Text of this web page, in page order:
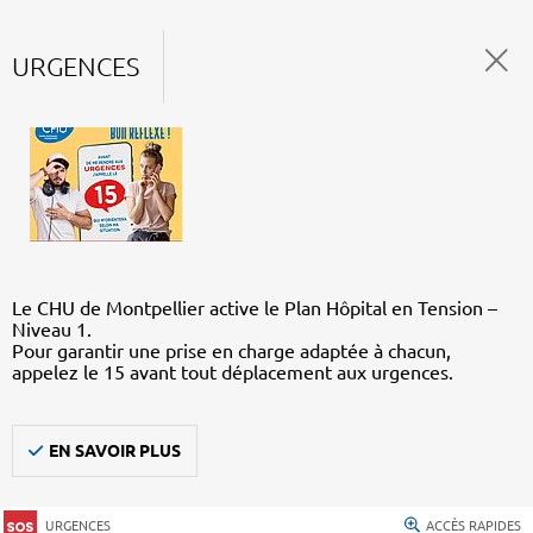
URGENCES
Le CHU de Montpellier active le Plan Hôpital en Tension –
Niveau 1.
Pour garantir une prise en charge adaptée à chacun,
appelez le 15 avant tout déplacement aux urgences.
EN SAVOIR PLUS
URGENCES ACCÈS RAPIDES